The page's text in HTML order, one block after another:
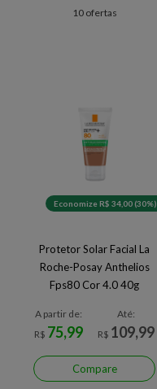
10 ofertas
Economize R$ 34,00 (30%)
Protetor Solar Facial La
Roche-Posay Anthelios
Fps80 Cor 4.0 40g
A partir de:
R$ 75,99
Até:
R$ 109,99
Compare